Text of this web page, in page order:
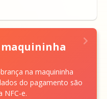
na maquininha
do pagamento são
NFC-e.